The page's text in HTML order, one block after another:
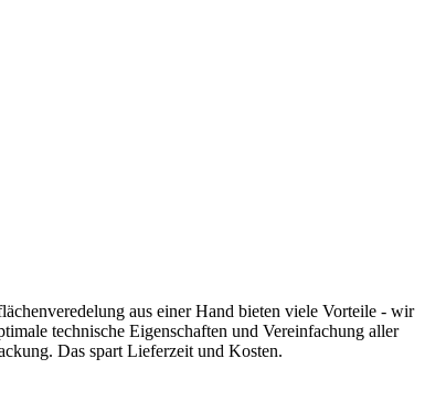
aus einer Hand bieten viele Vorteile - wir
technische Eigenschaften und Vereinfachung aller
Das spart Lieferzeit und Kosten.